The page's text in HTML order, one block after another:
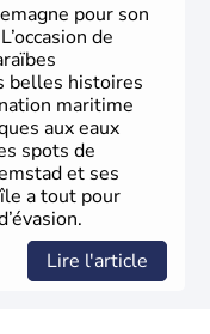
pour son
de
belles histoires
maritime
aux eaux
spots de
et ses
a tout pour
Lire l'article